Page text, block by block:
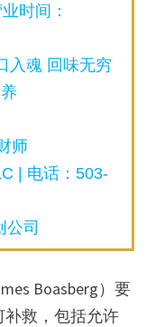
时间：
入魂 回味无穷
师
| 电话：503-
公司
Boasberg）要
补救，包括允许